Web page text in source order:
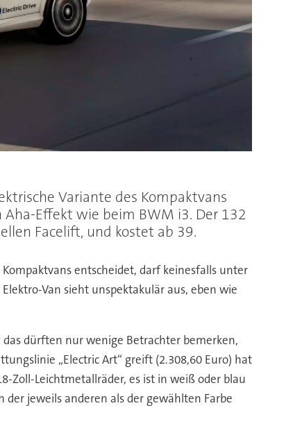
Variante des Kompaktvans
Effekt wie beim BWM i3. Der 132
Facelift, und kostet ab 39.
entscheidet, darf keinesfalls unter
Van sieht unspektakulär aus, eben wie
dürften nur wenige Betrachter bemerken,
„Electric Art“ greift (2.308,60 Euro) hat
Zoll-Leichtmetallräder, es ist in weiß oder blau
jeweils anderen als der gewählten Farbe